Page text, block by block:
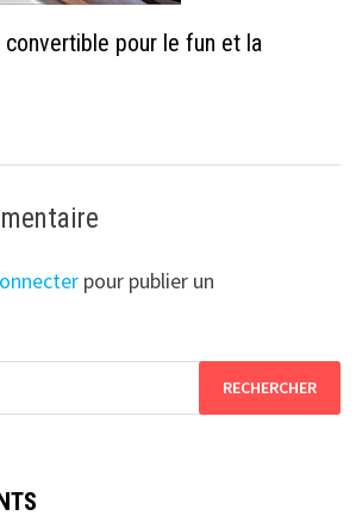
convertible pour le fun et la
pour publier un